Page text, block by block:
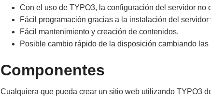
Con el uso de TYPO3, la configuración del servidor no
Fácil programación gracias a la instalación del
Fácil mantenimiento y creación de contenidos.
Posible cambio rápido de la disposición cambiando las
Componentes
Cualquiera que pueda crear un sitio web utilizando TYPO3